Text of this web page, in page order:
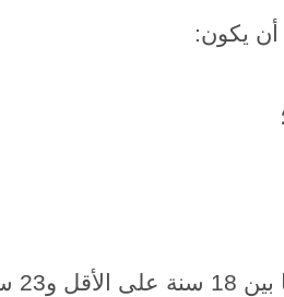
يكون:
المباراة؛